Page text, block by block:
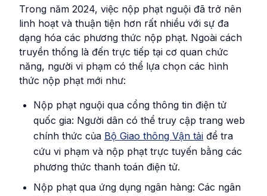
Trong năm 2024, việc nộp phạt nguội đã trở nên
linh hoạt và thuận tiện hơn rất nhiều với sự đa
dạng hóa các phương thức nộp phạt. Ngoài cách
truyền thống là đến trực tiếp tại cơ quan chức
năng, người vi phạm có thể lựa chọn các hình
thức nộp phạt mới như:
Nộp phạt nguội qua cổng thông tin điện tử
quốc gia: Người dân có thể truy cập trang web
chính thức của Bộ Giao thông Vận tải để tra
cứu vi phạm và nộp phạt trực tuyến bằng các
phương thức thanh toán điện tử.
Nộp phạt qua ứng dụng ngân hàng: Các ngân